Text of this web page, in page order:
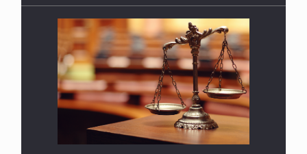
هل يجوز فتح مشروع كوافير نسائي للمحجبات وغير
المحجبات؟